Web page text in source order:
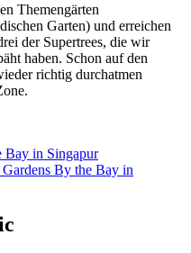
Themengärten
Garten) und erreichen
der Supertrees, die wir
haben. Schon auf den
richtig durchatmen